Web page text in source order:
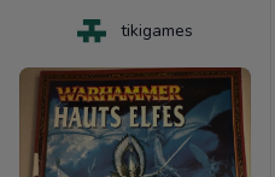
tikigames